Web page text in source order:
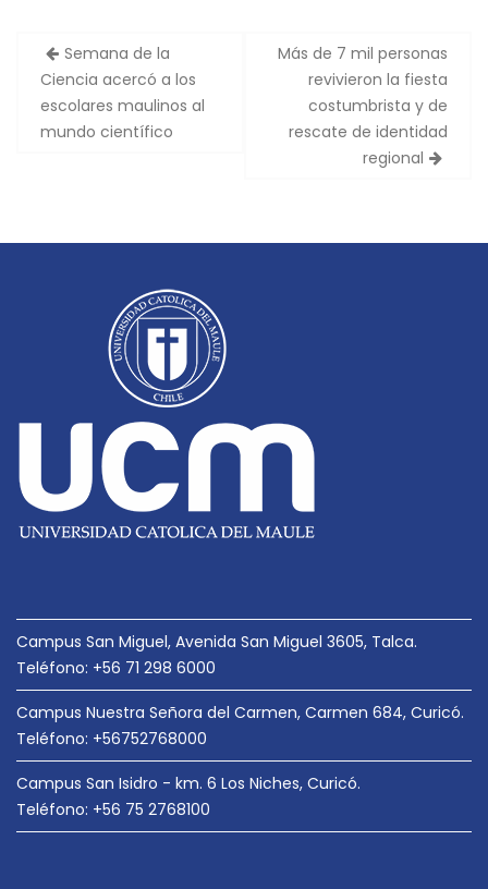
a
e
n
t
d
a
s
Semana de la
Ciencia acercó a los
escolares maulinos al
mundo científico
Más de 7 mil personas
revivieron la fiesta
costumbrista y de
rescate de identidad
regional
Campus San Miguel, Avenida San Miguel 3605, Talca.
Teléfono: +56 71 298 6000
Campus Nuestra Señora del Carmen, Carmen 684, Curicó.
Teléfono: +56752768000
Campus San Isidro - km. 6 Los Niches, Curicó.
Teléfono: +56 75 2768100